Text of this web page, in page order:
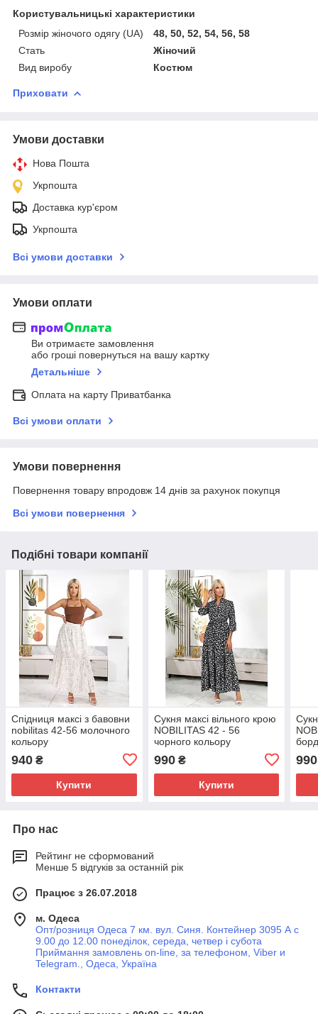
Користувальницькі характеристики
Розмір жіночого одягу (UA)
48, 50, 52, 54, 56, 58
Стать
Жіночий
Вид виробу
Костюм
Приховати
Умови доставки
Нова Пошта
Укрпошта
Доставка кур'єром
Укрпошта
Всі умови доставки
Умови оплати
Ви отримаєте замовлення
або гроші повернуться на вашу картку
Детальніше
Оплата на карту Приватбанка
Всі умови оплати
Умови повернення
Повернення товару впродовж 14 днів за рахунок покупця
Всі умови повернення
Подібні товари компанії
Спідниця максі з бавовни
nobilitas 42-56 молочного
кольору
940 ₴
Купити
Сукня максi вiльного крою
NOBILITAS 42 - 56
чорного кольору
990₴
Купити
990
Про нас
Рейтинг не сформований
Менше 5 відгуків за останній рік
Працює з 26.07.2018
м. Одеса
Опт/розниця Одеса 7 км. вул. Синя. Контейнер 3095 А с
9.00 до 12.00 понеділок, середа, четвер і субота
Приймання замовлень on-line, за телефоном, Viber и
Telegram., Одеса, Україна
Контакти